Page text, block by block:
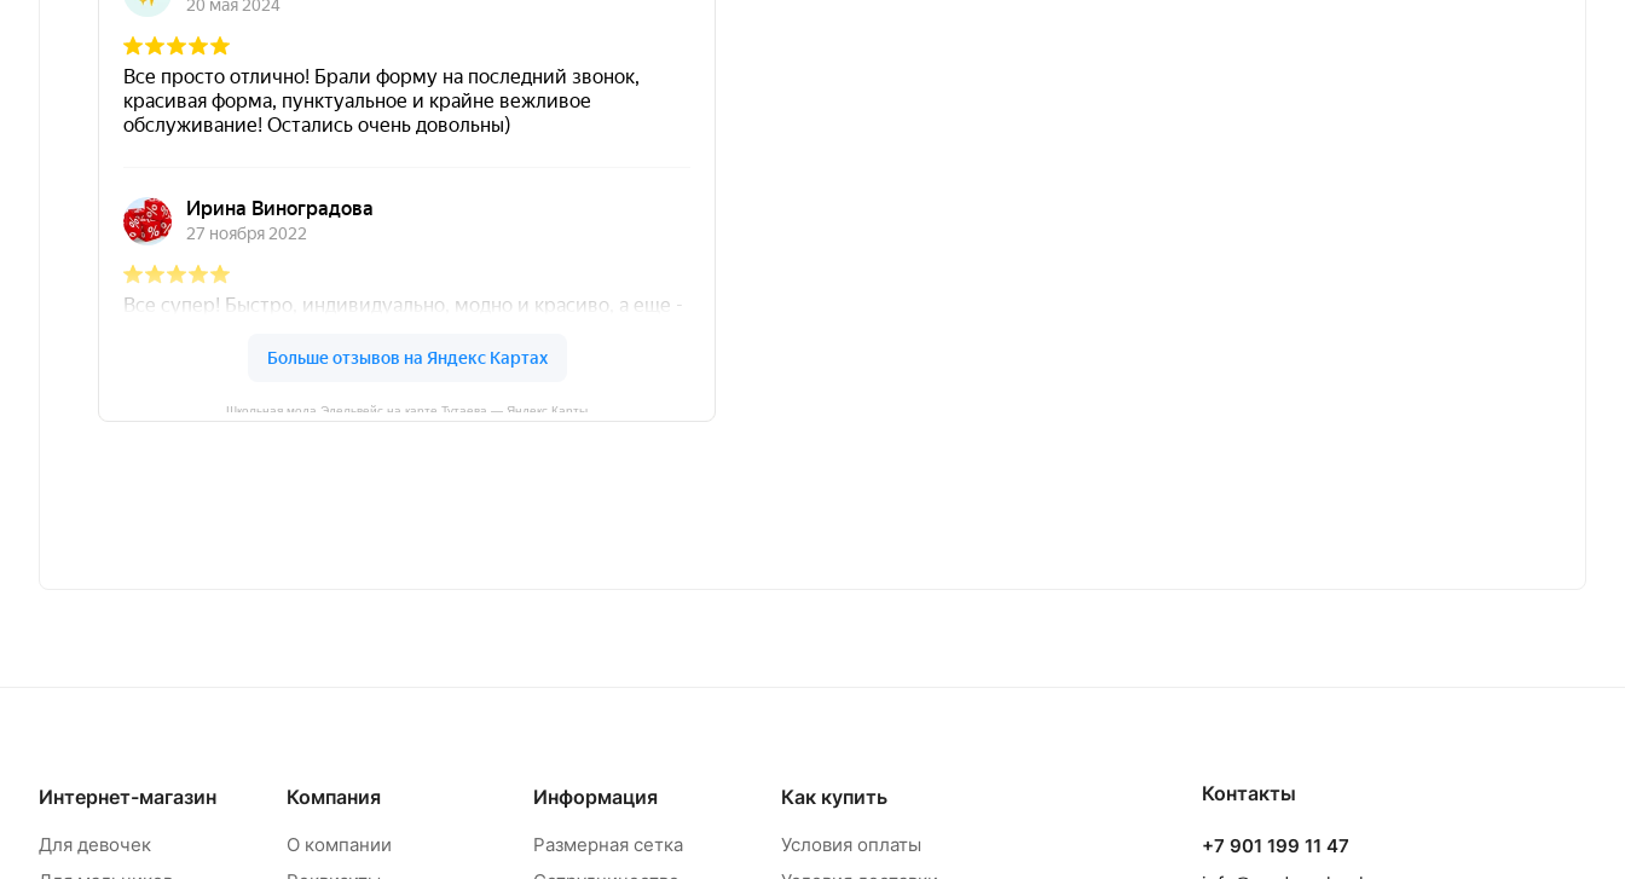
Школьная мода Эдельвейс на карте Тутаева — Яндекс Карты
Интернет-магазин
Для девочек
Компания
О компании
Информация
Размерная сетка
Как купить
Условия оплаты
Контакты
+7 901 199 11 47